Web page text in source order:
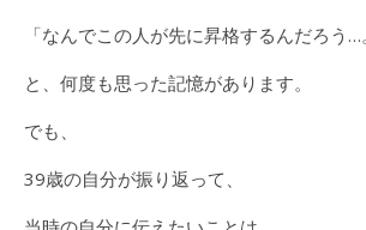
「なんでこの人が先に昇格するんだろう…
と、何度も思った記憶があります。
でも、
39歳の自分が振り返って、